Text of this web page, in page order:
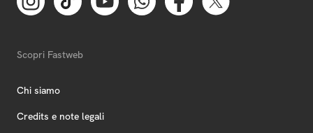
Scopri Fastweb
Chi siamo
Credits e note legali